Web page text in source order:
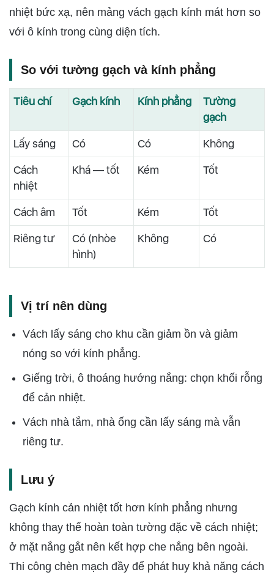
nhiệt bức xạ, nên mảng vách gạch kính mát hơn so
với ô kính trong cùng diện tích.
So với tường gạch và kính phẳng
Tiêu chí Gạch kính Kính phẳng
Tường
gạch
Lấy sáng Có Có Không
Cách
nhiệt
Khá — tốt Kém Tốt
Cách âm Tốt Kém Tốt
Riêng tư
Có (nhòe
hình)
Không Có
Vị trí nên dùng
Vách lấy sáng cho khu cần giảm ồn và giảm
nóng so với kính phẳng.
Giếng trời, ô thoáng hướng nắng: chọn khối rỗng
để cản nhiệt.
Vách nhà tắm, nhà ống cần lấy sáng mà vẫn
riêng tư.
Lưu ý
Gạch kính cản nhiệt tốt hơn kính phẳng nhưng
không thay thế hoàn toàn tường đặc về cách nhiệt;
ở mặt nắng gắt nên kết hợp che nắng bên ngoài.
Thi công chèn mạch đầy để phát huy khả năng cách